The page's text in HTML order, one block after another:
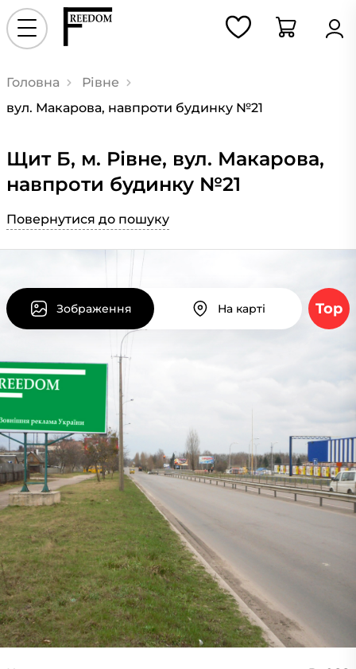
Головна
Рівне
вул. Макарова, навпроти будинку №21
Щит Б, м. Рівне, вул. Макарова,
навпроти будинку №21
Повернутися до пошуку
Зображення На карті Top